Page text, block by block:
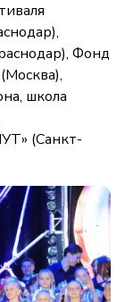
Фонд
школа
(Санкт-